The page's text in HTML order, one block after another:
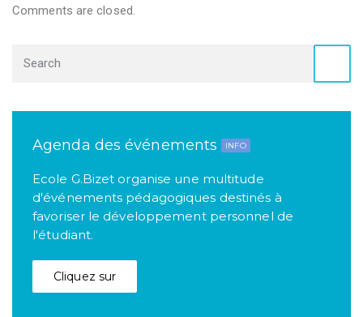
Comments are closed.
Agenda des événements INFO
Ecole G.Bizet organise une multitude
d'événements pédagogiques destinés à
favoriser le développement personnel de
l'étudiant.
Cliquez sur